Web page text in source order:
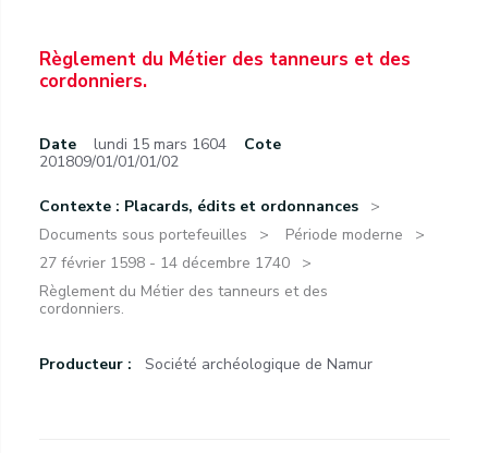
Règlement du Métier des tanneurs et des
cordonniers.
Date lundi 15 mars 1604
Cote
201809/01/01/01/02
Contexte : Placards, édits et ordonnances
Documents sous portefeuilles
Période moderne
27 février 1598 - 14 décembre 1740
Règlement du Métier des tanneurs et des
cordonniers.
Producteur : Société archéologique de Namur